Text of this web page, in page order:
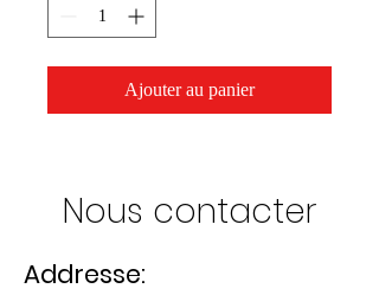
Ajouter au panier
Nous contacter
Addresse: